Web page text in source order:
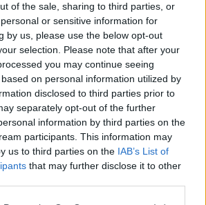
of the sale, sharing to third parties, or
or sensitive information for
by us, please use the below opt-out
selection. Please note that after your
you may continue seeing
on personal information utilized by
disclosed to third parties prior to
separately opt-out of the further
information by third parties on the
participants. This information may
us to third parties on the IAB’s List of
that may further disclose it to other
Ραμσάρ κτλ., καθώς και
την υπολειπόμενη έκταση της
σύμφωνα τα στοιχεία της
ΔΙΑΦΗΜΙΣΗ